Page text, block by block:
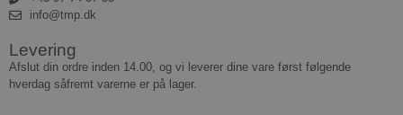
info@tmp.dk
Levering
Afslut din ordre inden 14.00, og vi leverer dine vare først følgende
hverdag såfremt varerne er på lager.